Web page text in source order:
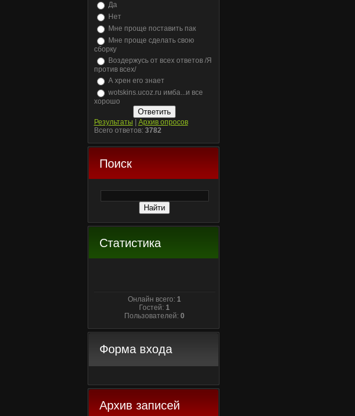
Да
Нет
Мне проще поставить пак
Мне проще сделать свою
сборку
Воздержусь от всех ответов /Я
против всех/
А хрен его знает
wotskins.ucoz.ru имба...и все
хорошо
Результаты
Архив опросов
Всего ответов: 3782
Поиск
Статистика
Онлайн всего: 1
Гостей: 1
Пользователей: 0
Форма входа
Архив записей